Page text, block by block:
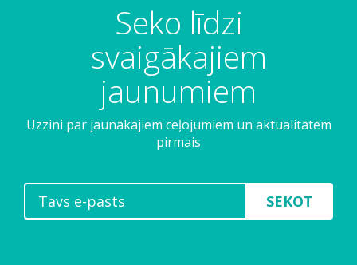
Seko līdzi
svaigākajiem
jaunumiem
Uzzini par jaunākajiem ceļojumiem un aktualitātēm
pirmais
SEKOT